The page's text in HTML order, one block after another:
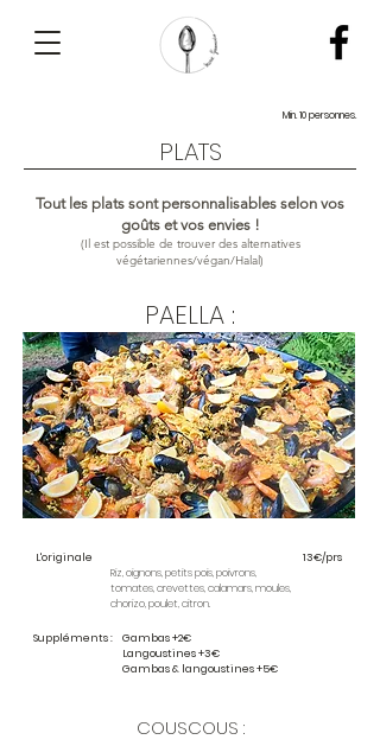
Min. 10 personnes.
PLATS
Tout les plats sont personnalisables selon vos
goûts et vos envies !
(Il est possible de trouver des alternatives
végétariennes/végan/Halal)
PAELLA :
Gambas & langoustines +5€
Suppléments :
L'originale
13€/prs
Riz, oignons, petits pois, poivrons,
tomates, crevettes, calamars, moules,
chorizo, poulet, citron.
Gambas +2€
Langoustines +3€
COUSCOUS :